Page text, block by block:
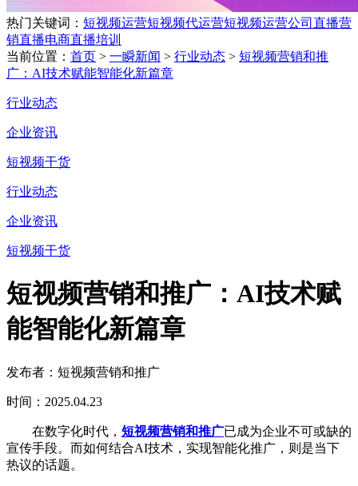
热门关键词： 短视频运营短视频代运营短视频运营公司 直播营
销直播电商直播培训
当前位置： 首页 > 一瞬新闻 > 行业动态 > 短视频营销和推
广：AI技术赋能智能化新篇章
行业动态
企业资讯
短视频干货
行业动态
企业资讯
短视频干货
短视频营销和推广：AI技术赋
能智能化新篇章
发布者：短视频营销和推广
时间：2025.04.23
在数字化时代， 短视频营销和推广已成为企业不可或缺的
宣传手段。而如何结合AI技术，实现智能化推广，则是当下
热议的话题。